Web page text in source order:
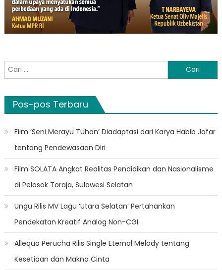
Cari
untuk:
Pos-pos Terbaru
Film ‘Seni Merayu Tuhan’ Diadaptasi dari Karya Habib Jafar
tentang Pendewasaan Diri
Film SOLATA Angkat Realitas Pendidikan dan Nasionalisme
di Pelosok Toraja, Sulawesi Selatan
Ungu Rilis MV Lagu ‘Utara Selatan’ Pertahankan
Pendekatan Kreatif Analog Non-CGI
Allequa Perucha Rilis Single Eternal Melody tentang
Kesetiaan dan Makna Cinta